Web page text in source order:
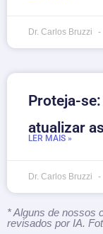
Dr. Carlos Bruzzi
Proteja-
atualizar
LER MAIS »
Dr. Carlos Bruzzi
* Alguns de nossos
revisados por IA.